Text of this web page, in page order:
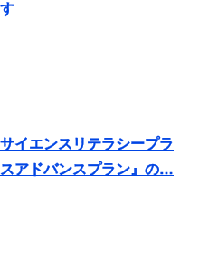
イエンスリテラシープラ
アドバンスプラン』の…